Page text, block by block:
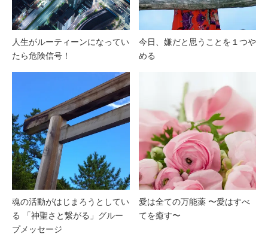
人生がルーティーンになってい
たら危険信号！
今日、嫌だと思うことを１つや
める
魂の活動がはじまろうとしてい
る 「神聖さと繋がる」グルー
プメッセージ
愛は全ての万能薬 〜愛はすべ
てを癒す〜